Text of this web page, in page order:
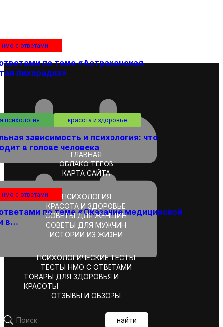
нмо с ответами
по теме «Астраханская
лихорадка»
психология красота и здоровье
зависимость и психология: что
в голове человека
нмо с ответами
по теме «Оказание медицинской
в…
красота и здоровье
образ жизни и психологическое
при онкологии
ГЛАВНАЯ
ОБЛАКО ТЕГОВ
КАРТА САЙТА
ПСИХОЛОГИЯ
КРАСОТА И ЗДОРОВЬЕ
СОВЕТЫ ДЛЯ ЖЕНЩИН
СОВЕТЫ ДЛЯ МУЖЧИН
ИСТОРИИ ИЗ ЖИЗНИ
ПСИХОЛОГИЧЕСКИЕ ТЕСТЫ
ТЕСТЫ НМО С ОТВЕТАМИ
ТОВАРЫ ДЛЯ ЗДОРОВЬЯ И
КРАСОТЫ
ОТЗЫВЫ И ОБЗОРЫ
найти